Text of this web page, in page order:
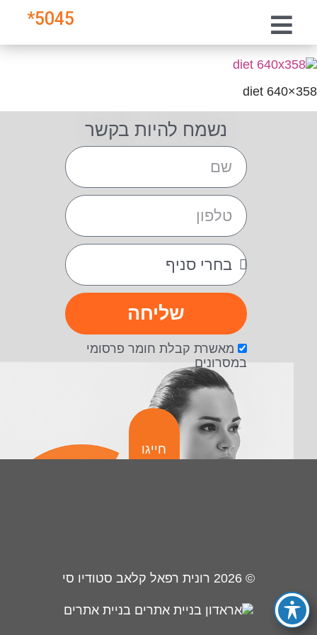
5045
*
diet 640×358
נשמח להיות בקשר
מאשרת קבלת חומר פרסומי
במסרונים
שליחה
חייגו
© 2026 רונית רפאל קלאב סטודיו סי
בניית אתרים